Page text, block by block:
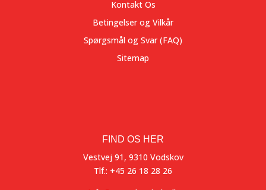
Kontakt Os
Betingelser og Vilkår
Spørgsmål og Svar (FAQ)
Sitemap
FIND OS HER
Vestvej 91, 9310 Vodskov
Tlf.: +45 26 18 28 26